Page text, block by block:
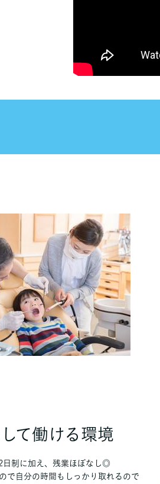
て働ける環境
日制に加え、残業ほぼなし◎
で自分の時間もしっかり取れるので